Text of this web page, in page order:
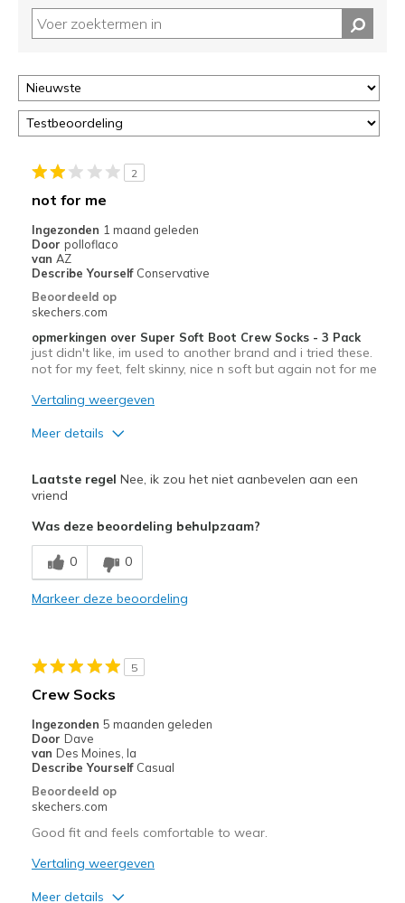
van
controleren
op
deze
page
door
href="javascript:location.href=location.pathname;">hier</a>
de
page
met
migratiegeschiedenis
van
de
page_id
bezoeken.
2
not for me
Ingezonden 1 maand geleden
Door polloflaco
van AZ
Describe Yourself Conservative
Beoordeeld op
skechers.com
opmerkingen over Super Soft Boot Crew Socks - 3 Pack
just didn't like, im used to another brand and i tried these.
not for my feet, felt skinny, nice n soft but again not for me
Vertaling weergeven
Meer details
Attractive Design
Stylish
Minpunten
Poor Cushioning
Sizing
View On Shoes
Shoes are for Wearing
Laatste regel Nee, ik zou het niet aanbevelen aan een
vriend
Was deze beoordeling behulpzaam?
0 0
Markeer deze beoordeling
5
Crew Socks
Ingezonden 5 maanden geleden
Door Dave
van Des Moines, Ia
Describe Yourself Casual
Beoordeeld op
skechers.com
Good fit and feels comfortable to wear.
Vertaling weergeven
Meer details